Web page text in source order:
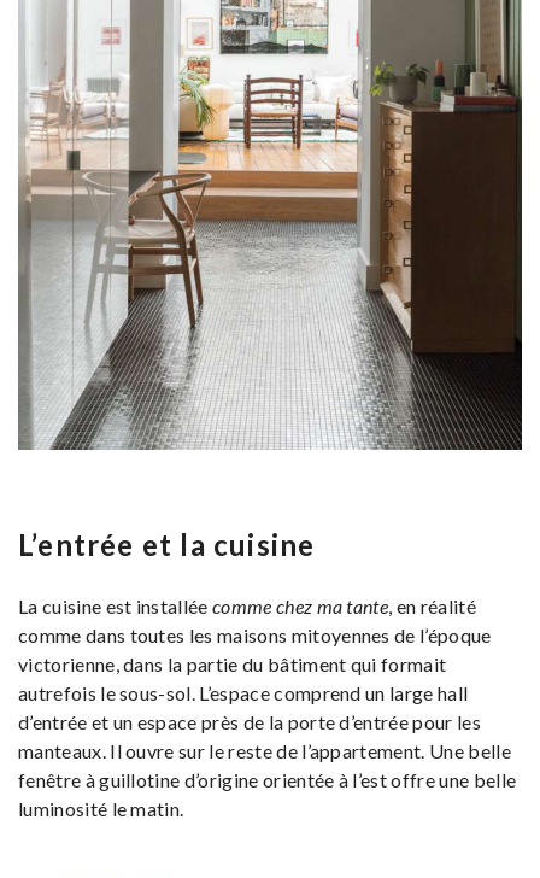
L’entrée et la cuisine
La cuisine est installée comme chez ma tante, en réalité
comme dans toutes les maisons mitoyennes de l’époque
victorienne, dans la partie du bâtiment qui formait
autrefois le sous-sol. L’espace comprend un large hall
d’entrée et un espace près de la porte d’entrée pour les
manteaux. Il ouvre sur le reste de l’appartement. Une belle
fenêtre à guillotine d’origine orientée à l’est offre une belle
luminosité le matin.